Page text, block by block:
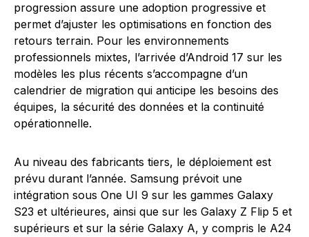
progression assure une adoption progressive et
permet d’ajuster les optimisations en fonction des
retours terrain. Pour les environnements
professionnels mixtes, l’arrivée d’Android 17 sur les
modèles les plus récents s’accompagne d’un
calendrier de migration qui anticipe les besoins des
équipes, la sécurité des données et la continuité
opérationnelle.
Au niveau des fabricants tiers, le déploiement est
prévu durant l’année. Samsung prévoit une
intégration sous One UI 9 sur les gammes Galaxy
S23 et ultérieures, ainsi que sur les Galaxy Z Flip 5 et
supérieurs et sur la série Galaxy A, y compris le A24